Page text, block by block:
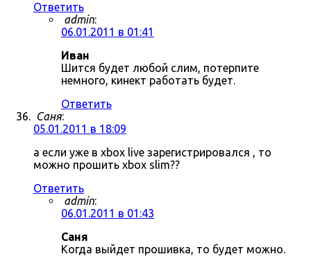
Ответить
admin:
06.01.2011 в 01:41
Иван
Шится будет любой слим, потерпите
немного, кинект работать будет.
Ответить
Саня:
05.01.2011 в 18:09
а если уже в xbox live зарегистрировался , то
можно прошить xbox slim??
Ответить
admin:
06.01.2011 в 01:43
Саня
Когда выйдет прошивка, то будет можно.